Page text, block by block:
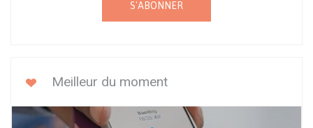
S'ABONNER
Meilleur du moment